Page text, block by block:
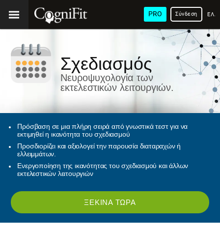
PRO Σύνδεση
Σχεδιασμός
Νευροψυχολογία των
εκτελεστικών λειτουργιών.
Πρόσβαση σε μια πλήρη σειρά από γνωστικά τεστ για να
εκτιμηθεί η ικανότητα του σχεδιασμού
Προσδιορίζει και αξιολογεί την παρουσία διαταραχών ή
ελλειμμάτων.
Ενεργοποίηση της ικανότητας του σχεδιασμού και άλλων
εκτελεστικών λειτουργιών
ΞΕΚΊΝΑ ΤΏΡΑ